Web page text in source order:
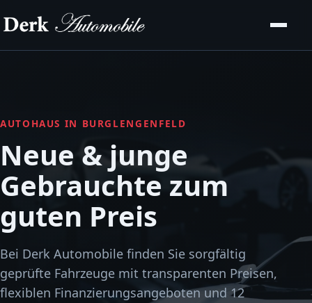
AUTOHAUS IN BURGLENGENFELD
Neue & junge
Gebrauchte zum
guten Preis
Bei Derk Automobile finden Sie sorgfältig
geprüfte Fahrzeuge mit transparenten Preisen,
flexiblen Finanzierungsangeboten und 12